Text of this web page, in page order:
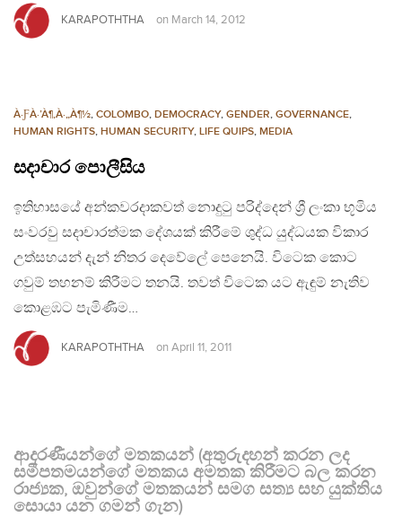
KARAPOTHTHA on March 14, 2012
À·ƑÀ·’À¶‚À·„À¶½, COLOMBO, DEMOCRACY, GENDER, GOVERNANCE,
HUMAN RIGHTS, HUMAN SECURITY, LIFE QUIPS, MEDIA
සදාචාර පොලීසිය
ඉතිහාසයේ අන්කවරදාකවත් නොදුටු පරිද්දෙන් ශ්‍රී ලංකා භූමිය
සංවරවු සදාචාරත්මක දේශයක් කිරීමේ ශුද්ධ යුද්ධයක විකාර
උත්සහයන් දැන් නිතර දෙවේලේ පෙනෙයි. විටෙක කොට
ගවුම් තහනම් කිරීමට තනයි. තවත් විටෙක යට ඇඳුම් නැතිව
කොළඹට පැමිණීම…
KARAPOTHTHA on April 11, 2011
ආදරණීයන්ගේ මතකයන් (අතුරුදහන් කරන ලද
සමීපතමයන්ගේ මතකය අමතක කිරීමට බල කරන
රාජ්‍යක, ඔවුන්ගේ මතකයන් සමග සත්‍ය සහ යුක්තිය
සොයා යන ගමන් ගැන)